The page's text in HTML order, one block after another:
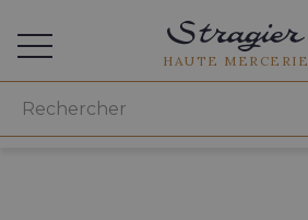
HAUTE MERCERIE